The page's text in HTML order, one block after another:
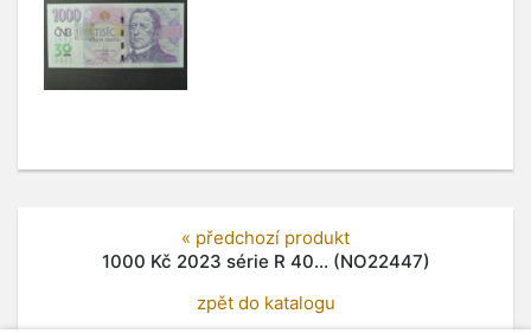
« předchozí produkt
1000 Kč 2023 série R 40... (NO22447)
zpět do katalogu